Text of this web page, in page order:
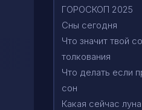
ГОРОСКОП 2025
Сны сегодня
Что значит твой
толкования
Что делать если
сон
Какая сейчас луна